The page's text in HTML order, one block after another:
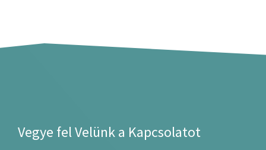
Vegye fel Velünk a Kapcsolatot